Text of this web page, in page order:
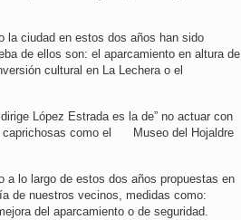
la ciudad en estos dos años han sido
de ellos son: el aparcamiento en altura de
cultural en La Lechera o el
López Estrada es la de” no actuar con
caprichosas como el Museo del Hojaldre
a lo largo de estos dos años propuestas en
de nuestros vecinos, medidas como:
del aparcamiento o de seguridad.